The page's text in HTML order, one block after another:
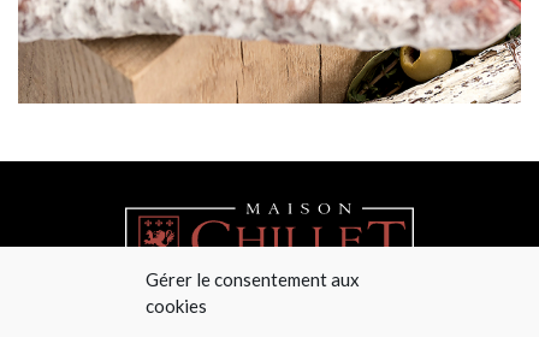
Gérer le consentement aux
cookies